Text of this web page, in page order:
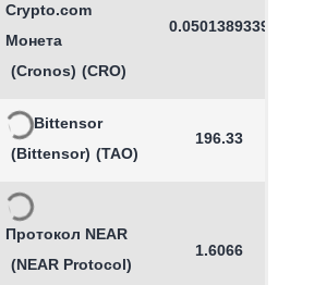
Crypto.com
Монета
(Cronos) (CRO)
0.0501389339
Bittensor
(Bittensor) (TAO)
196.33
Протокол NEAR
(NEAR Protocol)
1.6066